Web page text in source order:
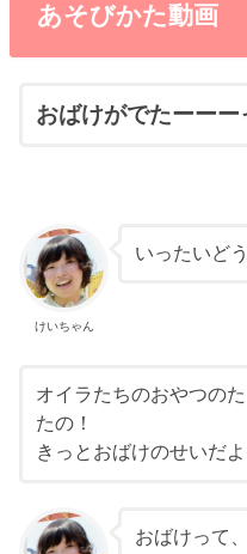
あそびかた動画
おばけがでたーーー
けいちゃん
いったいど
オイラたちのおやつの
たの！
きっとおばけのせいだよ
おばけって